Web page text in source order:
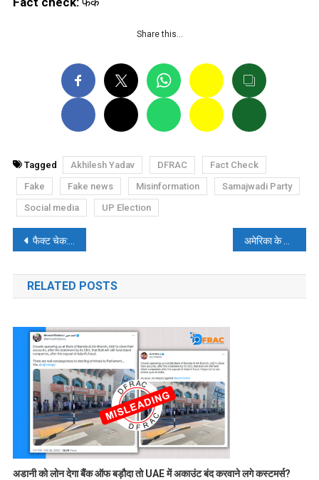
Share this…
Tagged Akhilesh Yadav DFRAC
Fact Check
Fake
Fake news Misinformation
Samajwadi Party
Social media
UP Election
पोस्ट
नेविगेशन
फैक्ट चेक: क्या बसपा का वोट बीजेपी को जा रहा है? जानिए पूरा सच। अमेरिका के साथ नेपाल के एमसीसी समझौते पर चीन की प्रतिक्रिया
RELATED POSTS
अडानी को लोन देगा बैंक ऑफ बड़ौदा तो UAE में अकाउंट बंद करवाने लगे कस्टमर्स?